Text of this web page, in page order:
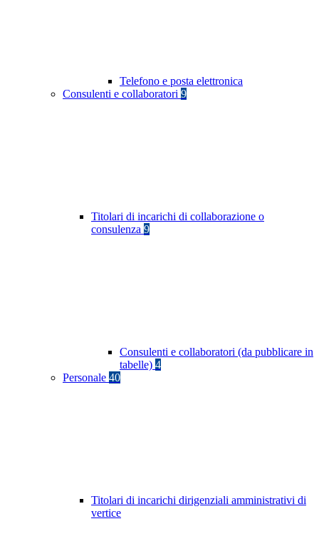
Telefono e posta elettronica
Consulenti e collaboratori 9
Titolari di incarichi di collaborazione o
consulenza 9
Consulenti e collaboratori (da pubblicare in
tabelle) 4
Personale 40
Titolari di incarichi dirigenziali amministrativi di
vertice